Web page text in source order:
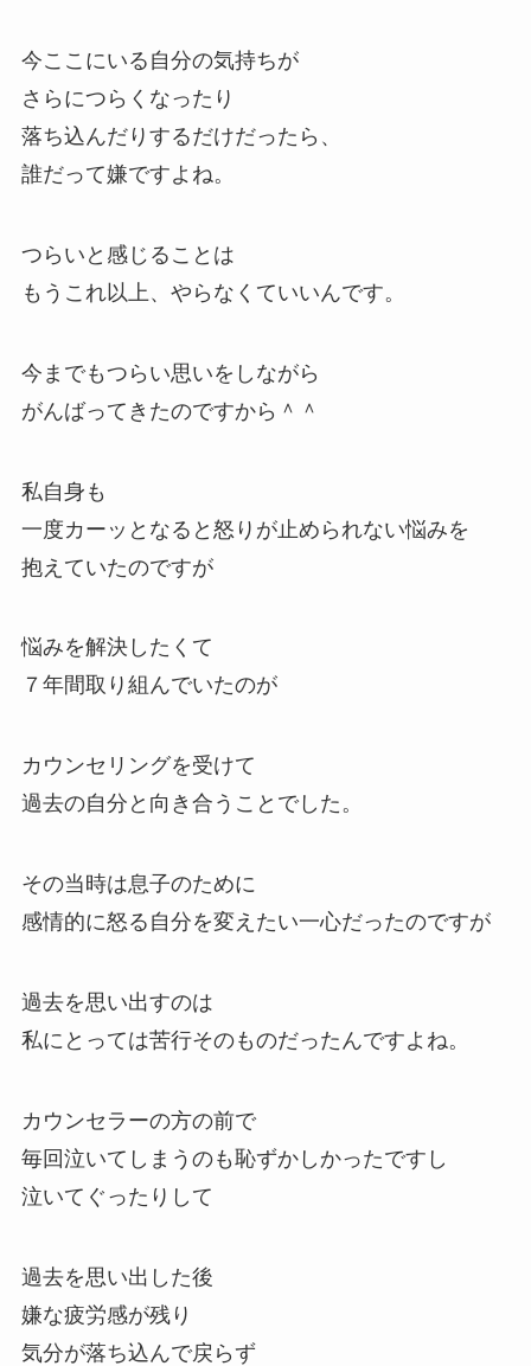
今ここにいる自分の気持ちが
さらにつらくなったり
落ち込んだりするだけだったら、
誰だって嫌ですよね。
つらいと感じることは
もうこれ以上、やらなくていいんです。
今までもつらい思いをしながら
がんばってきたのですから＾＾
私自身も
一度カーッとなると怒りが止められない悩みを
抱えていたのですが
悩みを解決したくて
７年間取り組んでいたのが
カウンセリングを受けて
過去の自分と向き合うことでした。
その当時は息子のために
感情的に怒る自分を変えたい一心だったのですが
過去を思い出すのは
私にとっては苦行そのものだったんですよね。
カウンセラーの方の前で
毎回泣いてしまうのも恥ずかしかったですし
泣いてぐったりして
過去を思い出した後
嫌な疲労感が残り
気分が落ち込んで戻らず